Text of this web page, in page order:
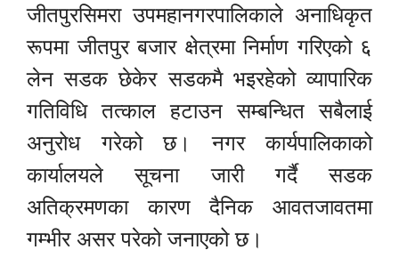
जीतपुरसिमरा उपमहानगरपालिकाले अनाधिकृत
रूपमा जीतपुर बजार क्षेत्रमा निर्माण गरिएको ६
लेन सडक छेकेर सडकमै भइरहेको व्यापारिक
गतिविधि तत्काल हटाउन सम्बन्धित सबैलाई
अनुरोध गरेको छ। नगर कार्यपालिकाको
कार्यालयले सूचना जारी गर्दै सडक
अतिक्रमणका कारण दैनिक आवतजावतमा
गम्भीर असर परेको जनाएको छ।